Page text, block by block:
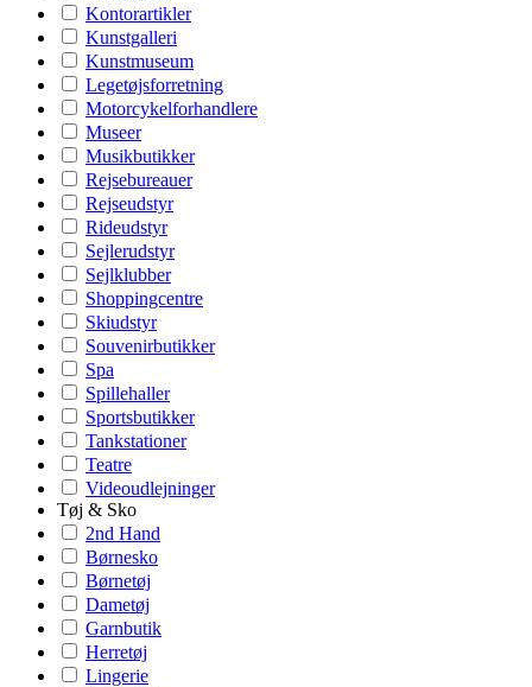
Kontorartikler
Kunstgalleri
Kunstmuseum
Legetøjsforretning
Motorcykelforhandlere
Museer
Musikbutikker
Rejsebureauer
Rejseudstyr
Rideudstyr
Sejlerudstyr
Sejlklubber
Shoppingcentre
Skiudstyr
Souvenirbutikker
Spa
Spillehaller
Sportsbutikker
Tankstationer
Teatre
Videoudlejninger
Tøj & Sko
2nd Hand
Børnesko
Børnetøj
Dametøj
Garnbutik
Herretøj
Lingerie